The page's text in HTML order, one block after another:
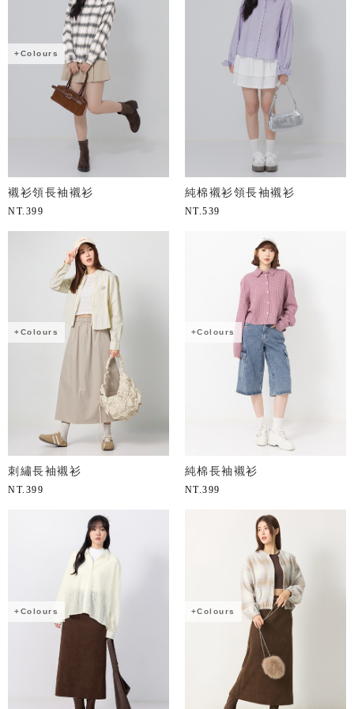
+Colours
襯衫領長袖襯衫
NT. 399
純棉襯衫領長袖襯衫
NT. 539
+Colours
刺繡長袖襯衫
NT. 399
+Colours
純棉長袖襯衫
NT.399
+Colours +Colours